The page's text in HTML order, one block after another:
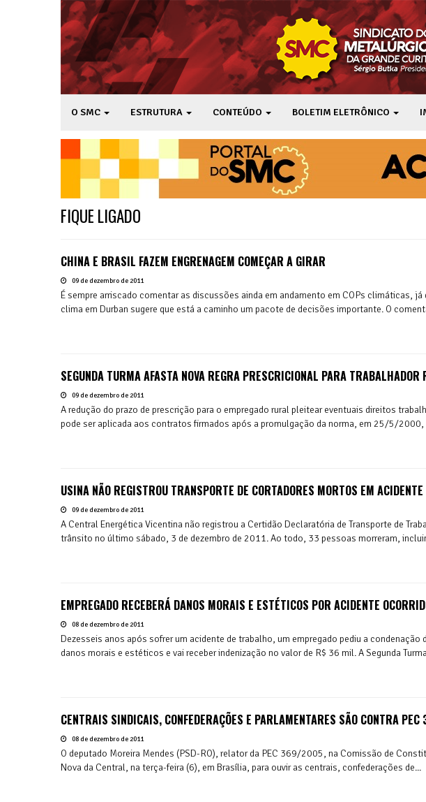
O SMC ESTRUTURA CONTEÚDO BOLETIM ELETRÔNICO
FIQUE LIGADO
CHINA E BRASIL FAZEM ENGRENAGEM COMEÇAR A GIRAR
09 de dezembro de 2011
É sempre arriscado comentar as discussões ainda em andamento em COPs climáticas,
clima em Durban sugere que está a caminho um pacote de decisões importante. O
SEGUNDA TURMA AFASTA NOVA REGRA PRESCRICIONAL PARA TRABALHADOR
09 de dezembro de 2011
A redução do prazo de prescrição para o empregado rural pleitear eventuais direitos
pode ser aplicada aos contratos firmados após a promulgação da norma, em 25/5/2000,
USINA NÃO REGISTROU TRANSPORTE DE CORTADORES MORTOS EM ACIDENTE
09 de dezembro de 2011
A Central Energética Vicentina não registrou a Certidão Declaratória de Transporte de
trânsito no último sábado, 3 de dezembro de 2011. Ao todo, 33 pessoas morreram,
EMPREGADO RECEBERÁ DANOS MORAIS E ESTÉTICOS POR ACIDENTE
08 de dezembro de 2011
Dezesseis anos após sofrer um acidente de trabalho, um empregado pediu a
danos morais e estéticos e vai receber indenização no valor de R$ 36 mil. A Segunda
CENTRAIS SINDICAIS, CONFEDERAÇÕES E PARLAMENTARES SÃO CONTRA PEC
08 de dezembro de 2011
O deputado Moreira Mendes (PSD-RO), relator da PEC 369/2005, na Comissão de
Nova da Central, na terça-feira (6), em Brasília, para ouvir as centrais, confederações de...